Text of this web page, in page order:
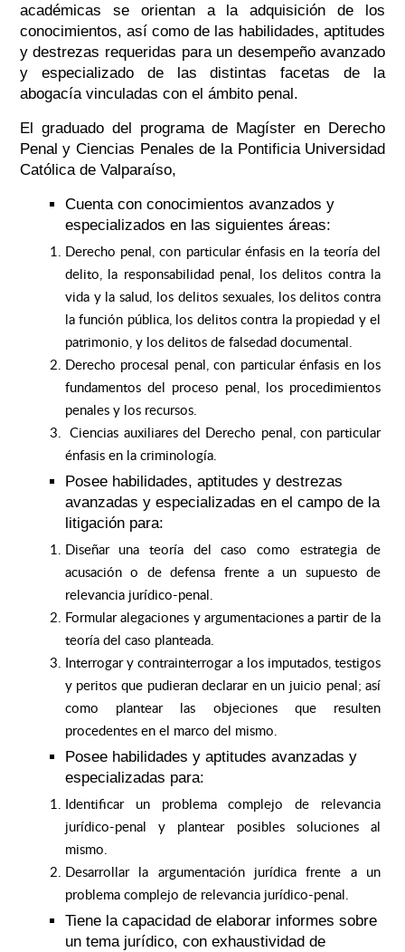
académicas se orientan a la adquisición de los
conocimientos, así como de las habilidades, aptitudes
y destrezas requeridas para un desempeño avanzado
y especializado de las distintas facetas de la
abogacía vinculadas con el ámbito penal.
El graduado del programa de Magíster en Derecho
Penal y Ciencias Penales de la Pontificia Universidad
Católica de Valparaíso,
Cuenta con conocimientos avanzados y
especializados en las siguientes áreas:
Derecho penal, con particular énfasis en la teoría del
delito, la responsabilidad penal, los delitos contra la
vida y la salud, los delitos sexuales, los delitos contra
la función pública, los delitos contra la propiedad y el
patrimonio, y los delitos de falsedad documental.
Derecho procesal penal, con particular énfasis en los
fundamentos del proceso penal, los procedimientos
penales y los recursos.
Ciencias auxiliares del Derecho penal, con particular
énfasis en la criminología.
Posee habilidades, aptitudes y destrezas
avanzadas y especializadas en el campo de la
litigación para:
Diseñar una teoría del caso como estrategia de
acusación o de defensa frente a un supuesto de
relevancia jurídico-penal.
Formular alegaciones y argumentaciones a partir de la
teoría del caso planteada.
Interrogar y contrainterrogar a los imputados, testigos
y peritos que pudieran declarar en un juicio penal; así
como plantear las objeciones que resulten
procedentes en el marco del mismo.
Posee habilidades y aptitudes avanzadas y
especializadas para:
Identificar un problema complejo de relevancia
jurídico-penal y plantear posibles soluciones al
mismo.
Desarrollar la argumentación jurídica frente a un
problema complejo de relevancia jurídico-penal.
Tiene la capacidad de elaborar informes sobre
un tema jurídico, con exhaustividad de